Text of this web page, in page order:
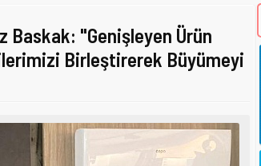
Baskak: "Genişleyen Ürün
Birleştirerek Büyümeyi